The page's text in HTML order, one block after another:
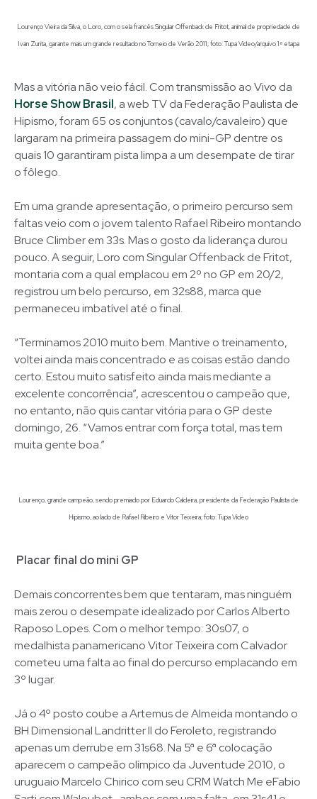
Lourenço Vieira da Silva, o Loro, com o sela francês Singular Offenback de Fritot, animal de propriedade de
Ivan Zurita, garante mais um grande resultado no Torneio de Verão 2011; foto: Tupa Video/arquivo 1ª etapa
Mas a vitória não veio fácil. Com transmissão ao Vivo da
Horse Show Brasil, a web TV da Federação Paulista de
Hipismo, foram 65 os conjuntos (cavalo/cavaleiro) que
largaram na primeira passagem do mini-GP dentre os
quais 10 garantiram pista limpa a um desempate de tirar
o fôlego.
Em uma grande apresentação, o primeiro percurso sem
faltas veio com o jovem talento Rafael Ribeiro montando
Bruce Climber em 33s. Mas o gosto da liderança durou
pouco. A seguir, Loro com Singular Offenback de Fritot,
montaria com a qual emplacou em 2º no GP em 20/2,
registrou um belo percurso, em 32s88, marca que
permaneceu imbatível até o final.
“Terminamos 2010 muito bem. Mantive o treinamento,
voltei ainda mais concentrado e as coisas estão dando
certo. Estou muito satisfeito ainda mais mediante a
excelente concorrência”, acrescentou o campeão que,
no entanto, não quis cantar vitória para o GP deste
domingo, 26. “Vamos entrar com força total, mas tem
muita gente boa.”
Lourenço, grande campeão, sendo premiado por Eduardo Caldeira, presidente da Federação Paulista de
Hipismo, ao lado de Rafael Ribeiro e Vitor Teixeira; foto: Tupa Vídeo
Placar final do mini GP
Demais concorrentes bem que tentaram, mas ninguém
mais zerou o desempate idealizado por Carlos Alberto
Raposo Lopes. Com o melhor tempo: 30s07, o
medalhista panamericano Vitor Teixeira com Calvador
cometeu uma falta ao final do percurso emplacando em
3º lugar.
Já o 4º posto coube a Artemus de Almeida montando o
BH Dimensional Landritter II do Feroleto, registrando
apenas um derrube em 31s68. Na 5ª e 6ª colocação
aparecem o campeão olímpico da Juventude 2010, o
uruguaio Marcelo Chirico com seu CRM Watch Me eFabio